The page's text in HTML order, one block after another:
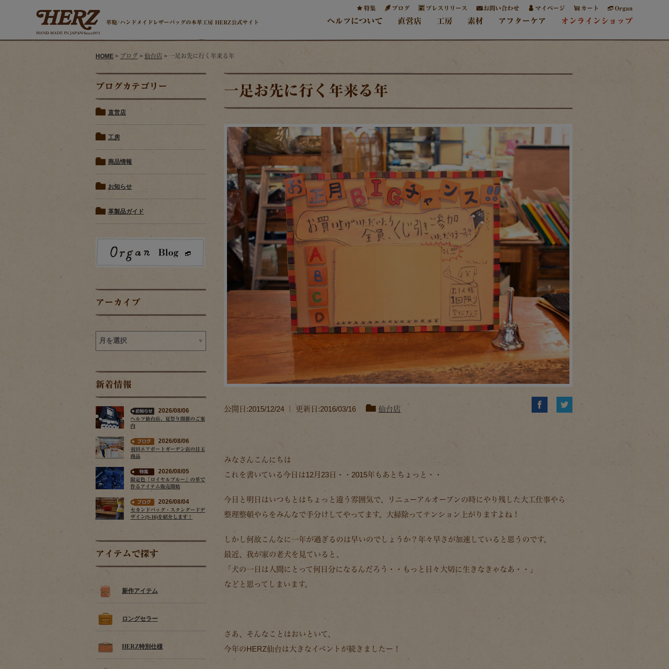
革鞄/ハンドメイドレザーバッグの本革工房 HERZ公式サイト
特集 ブログ プレスリリース お問い合わせ マイページ カート Organ
ヘルツについて 直営店 工房 素材 アフターケア オンラインショップ
HOME > ブログ > 仙台店 > 一足お先に行く年来る年
ブログカテゴリー
直営店
工房
商品情報
お知らせ
革製品ガイド
アーカイブ
新着情報
2026/08/06
ヘルツ仙台店、夏祭り開催のご案
内
2026/08/06
羽田エアポートガーデン店の目玉
商品
2026/08/05
限定色「ロイヤルブルー」の革で
作るアイテム販売開始
2026/08/04
セカンドバッグ・スタンダードデ
ザイン(S-16)を紹介します！
アイテムで探す
新作アイテム
ロングセラー
HERZ特別仕様
一足お先に行く年来る年
公開日:2015/12/24 ｜ 更新日:2016/03/16 仙台店
みなさんこんにちは
これを書いている今日は12月23日・・2015年もあとちょっと・・
今日と明日はいつもとはちょっと違う雰囲気で、リニューアルオープンの時にやり残した大工仕事やら
整理整頓やらをみんなで手分けしてやってます。大掃除ってテンション上がりますよね！
しかし何故こんなに一年が過ぎるのは早いのでしょうか？年々早さが加速していると思うのです。
最近、我が家の老犬を見ていると、
「犬の一日は人間にとって何日分になるんだろう・・もっと日々大切に生きなきゃなあ・・」
などと思ってしまいます。
さあ、そんなことはおいといて、
今年のHERZ仙台は大きなイベントが続きましたー！